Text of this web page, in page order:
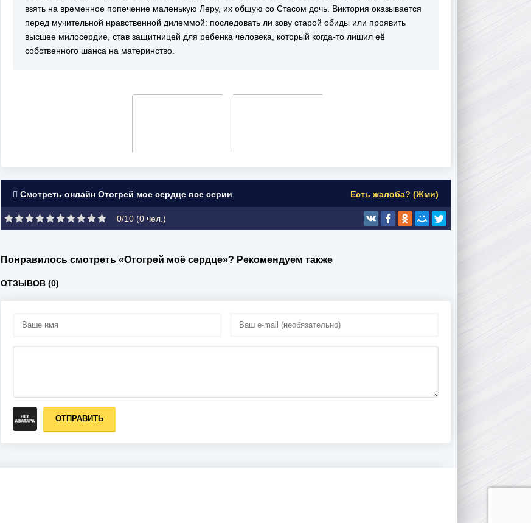
взять на временное попечение маленькую Леру, их общую со Стасом дочь. Виктория оказывается
перед мучительной нравственной дилеммой: последовать ли зову старой обиды или проявить
высшее милосердие, став защитницей для ребенка человека, который когда-то лишил её
собственного шанса на материнство.
Смотреть онлайн Отогрей мое сердце все серии Есть жалоба? (Жми)
0/10 (0 чел.)
Понравилось смотреть «Отогрей моё сердце»? Рекомендуем также
ОТЗЫВОВ (0)
ОТПРАВИТЬ